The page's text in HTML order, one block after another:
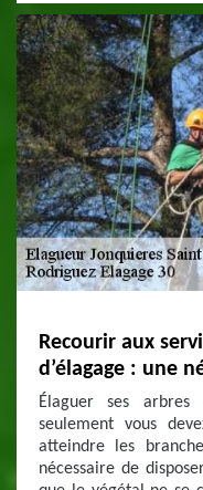
Recourir aux
d’élagage : une
Élaguer ses
seulement vous
atteindre les
nécessaire de